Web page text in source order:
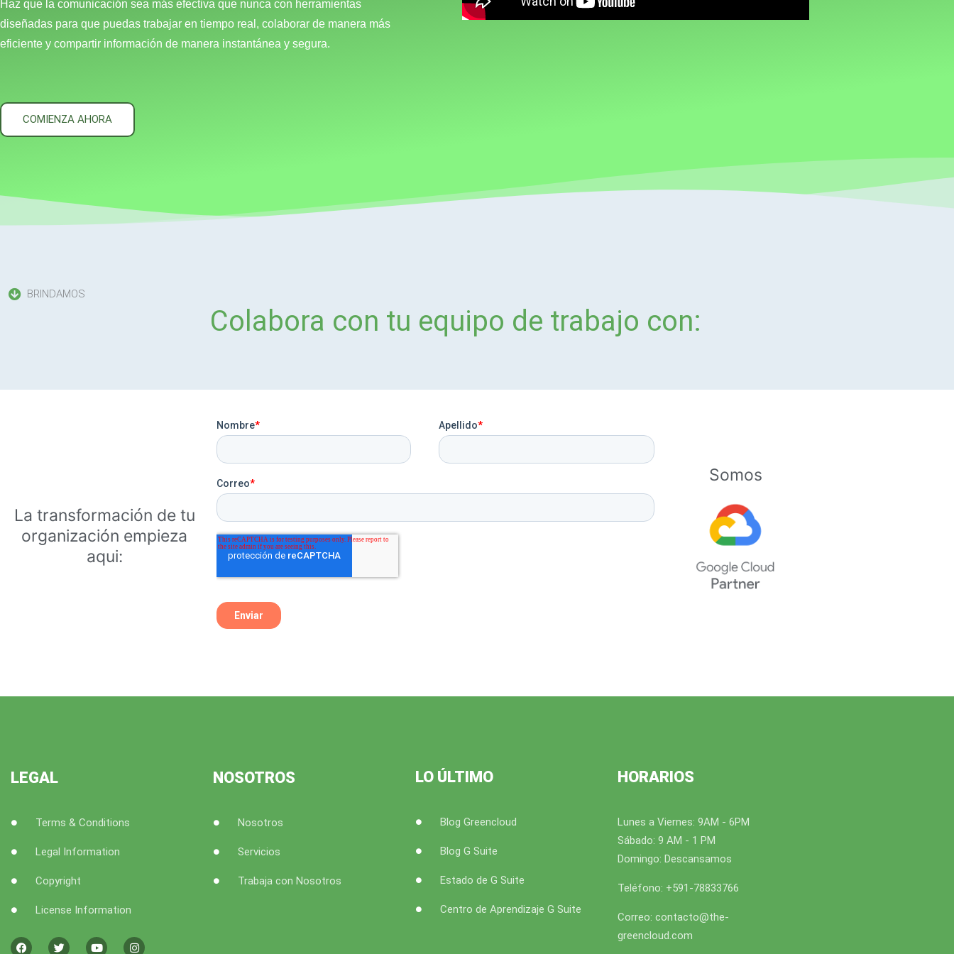
Haz que la comunicación sea más efectiva que nunca con herramientas
diseñadas para que puedas trabajar en tiempo real, colaborar de manera más
eficiente y compartir información de manera instantánea y segura.
COMIENZA AHORA
BRINDAMOS
Colabora con tu equipo de trabajo con:
La transformación de tu
organización empieza
aqui:
Somos
LEGAL
Terms & Conditions
Legal Information
Copyright
License Information
a
c
w
i
o
u
n
s
NOSOTROS
Nosotros
Servicios
Trabaja con Nosotros
LO ÚLTIMO
Blog Greencloud
Blog G Suite
Estado de G Suite
Centro de Aprendizaje G Suite
HORARIOS
Lunes a Viernes: 9AM - 6PM
Sábado: 9 AM - 1 PM
Domingo: Descansamos
Teléfono: +591-78833766
Correo: contacto@the-
greencloud.com